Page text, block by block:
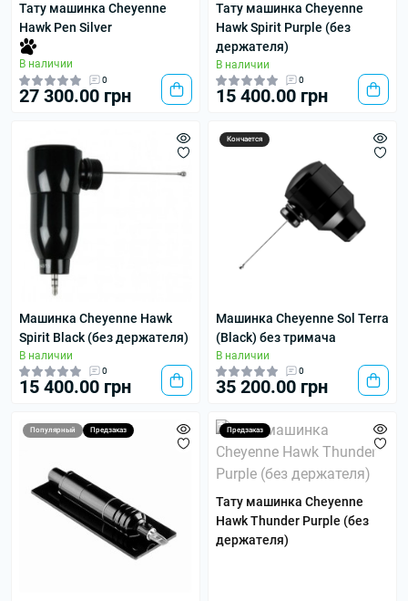
Тату машинка Cheyenne
Hawk Pen Silver
В наличии
0
27 300.00 грн
Тату машинка Cheyenne
Hawk Spirit Purple (без
держателя)
В наличии
0
15 400.00 грн
Машинка Cheyenne Hawk
Spirit Black (без держателя)
В наличии
0
15 400.00 грн
Кончается
Машинка Cheyenne Sol Terra
(Black) без тримача
В наличии
0
35 200.00 грн
Популярный Предзаказ Предзаказ
Тату машинка Cheyenne
Hawk Thunder Purple (без
держателя)